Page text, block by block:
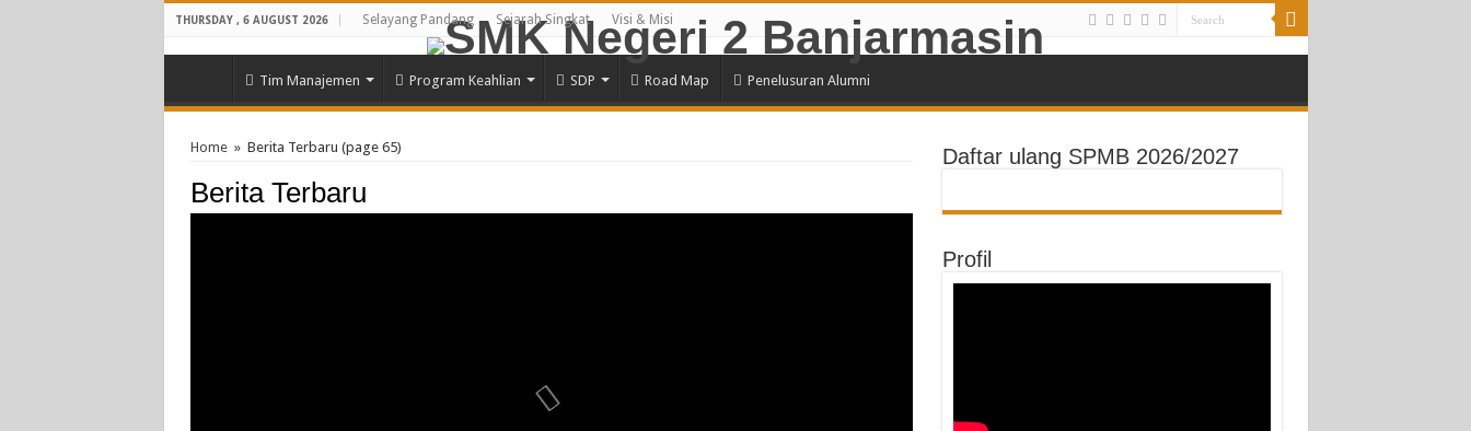
THURSDAY , 6 AUGUST 2026 Selayang Pandang Sejarah Singkat Visi & Misi
Tim Manajemen Program Keahlian SDP Road Map Penelusuran Alumni
Home » Berita Terbaru (page 65)
Berita Terbaru
Daftar ulang SPMB 2026/2027
Profil